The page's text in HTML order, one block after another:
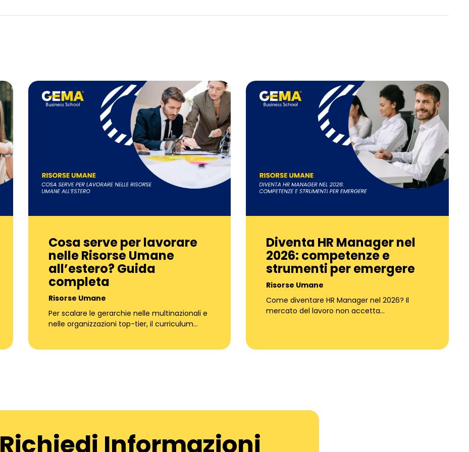
Cosa serve per lavorare
nelle Risorse Umane
all’estero? Guida
completa
Risorse Umane
Per scalare le gerarchie nelle multinazionali e
nelle organizzazioni top-tier, il curriculum…
Diventa HR Manager nel
2026: competenze e
strumenti per emergere
Risorse Umane
Come diventare HR Manager nel 2026? Il
mercato del lavoro non accetta…
Richiedi Informazioni